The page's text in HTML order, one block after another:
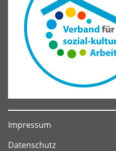
Impressum
Datenschutz